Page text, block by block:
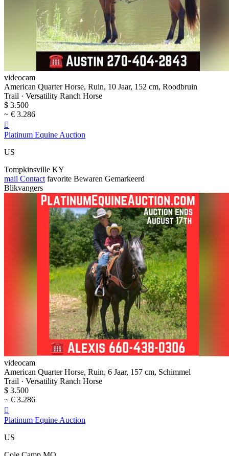
videocam
American Quarter Horse, Ruin, 10 Jaar, 152 cm, Roodbruin
Trail · Versatility Ranch Horse
$ 3.500
~ € 3.286

Platinum Equine Auction
US
Tompkinsville KY
mail Contact favorite Bewaren Gemarkeerd
Blikvangers
videocam
American Quarter Horse, Ruin, 6 Jaar, 157 cm, Schimmel
Trail · Versatility Ranch Horse
$ 3.500
~ € 3.286

Platinum Equine Auction
US